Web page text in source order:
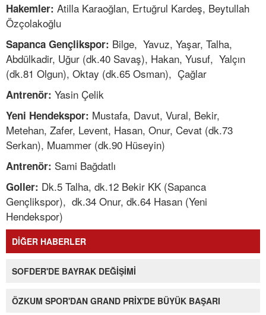
Hakemler: Atilla Karaoğlan, Ertuğrul Kardeş, Beytullah
Özçolakoğlu
Sapanca Gençlikspor: Bilge, Yavuz, Yaşar, Talha,
Abdülkadir, Uğur (dk.40 Savaş), Hakan, Yusuf, Yalçın
(dk.81 Olgun), Oktay (dk.65 Osman), Çağlar
Antrenör: Yasin Çelik
Yeni Hendekspor: Mustafa, Davut, Vural, Bekir,
Metehan, Zafer, Levent, Hasan, Onur, Cevat (dk.73
Serkan), Muammer (dk.90 Hüseyin)
Antrenör: Sami Bağdatlı
Goller: Dk.5 Talha, dk.12 Bekir KK (Sapanca
Gençlikspor), dk.34 Onur, dk.64 Hasan (Yeni
Hendekspor)
DİĞER HABERLER
SOFDER'DE BAYRAK DEĞİŞİMİ
ÖZKUM SPOR'DAN GRAND PRİX'DE BÜYÜK BAŞARI